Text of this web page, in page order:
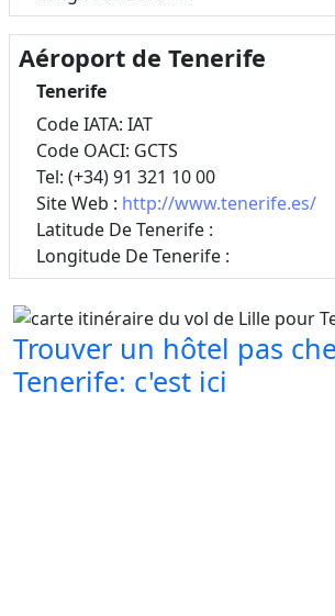
Aéroport de Tenerife
Tenerife
Code IATA: IAT
Code OACI: GCTS
Tel: (+34) 91 321 10 00
Site Web : http://www.tenerife.es/
Latitude De Tenerife :
Longitude De Tenerife :
Trouver un hôtel pas
Tenerife: c'est ici